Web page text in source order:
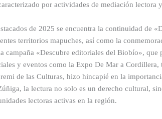
por actividades de mediación lectora
de 2025 se encuentra la continuidad de
territorios mapuches, así como la
campaña «Descubre editoriales del Biobío»,
y eventos como la Expo De Mar a
de las Culturas, hizo hincapié en la
la lectura no solo es un derecho cultural,
lectoras activas en la región.